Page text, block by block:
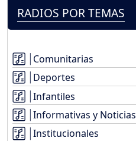
RADIOS POR TEMAS
Comunitarias
Deportes
Infantiles
Informativas y Noticias
Institucionales